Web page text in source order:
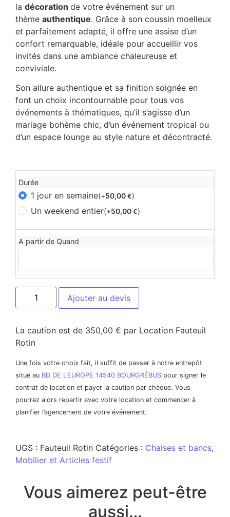
la décoration de votre événement sur un
thème authentique. Grâce à son coussin moelleux
et parfaitement adapté, il offre une assise d’un
confort remarquable, idéale pour accueillir vos
invités dans une ambiance chaleureuse et
conviviale.
Son allure authentique et sa finition soignée en
font un choix incontournable pour tous vos
événements à thématiques, qu’il s’agisse d’un
mariage bohème chic, d’un événement tropical ou
d’un espace lounge au style nature et décontracté.
Durée
1 jour en semaine(+50,00 €)
Un weekend entier(+50,00 €)
A partir de Quand
Ajouter au devis
La caution est de 350,00 € par Location Fauteuil
Rotin
Une fois votre choix fait, il suffit de passer à notre entrepôt
situé au BD DE L’EUROPE 14540 BOURGRÉBUS pour signer le
contrat de location et payer la caution par chèque. Vous
pourrez alors repartir avec votre location et commencer à
planifier l’agencement de votre événement.
UGS : Fauteuil Rotin Catégories : Chaises et bancs,
Mobilier et Articles festif
Vous aimerez peut-être
aussi…